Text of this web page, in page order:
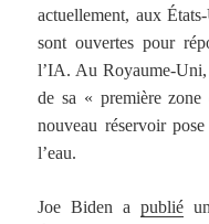
actuellement, aux
sont ouvertes pour
l’IA. Au Royaume-Uni,
de sa « première
nouveau réservoir
l’eau.
Joe Biden a publiéun